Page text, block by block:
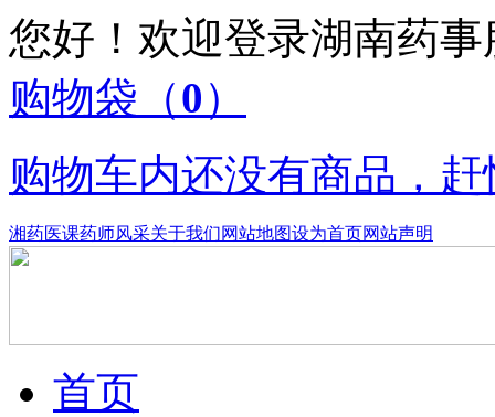
您好！欢迎登录湖南药
购物袋 （0）
购物车内还没有商品，
湘药医课药师风采关于我们网站地图设为首页网站声明
首页